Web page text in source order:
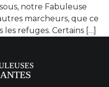
notre Fabuleuse
marcheurs, que ce
les refuges. Certains […]